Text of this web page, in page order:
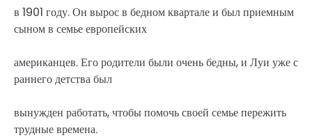
в 1901 году. Он вырос в бедном квартале и был приемным
сыном в семье европейских
американцев. Его родители были очень бедны, и Луи уже с
раннего детства был
вынужден работать, чтобы помочь своей семье пережить
трудные времена.